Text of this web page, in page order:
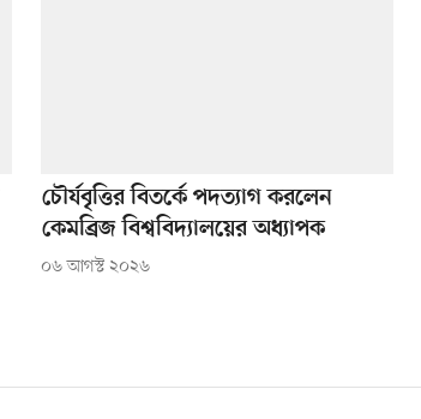
চৌর্যবৃত্তির বিতর্কে পদত্যাগ করলেন
কেমব্রিজ বিশ্ববিদ্যালয়ের অধ্যাপক
০৬ আগস্ট ২০২৬